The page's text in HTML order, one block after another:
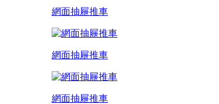
網面抽屜推車
網面抽屜推車
網面抽屜推車